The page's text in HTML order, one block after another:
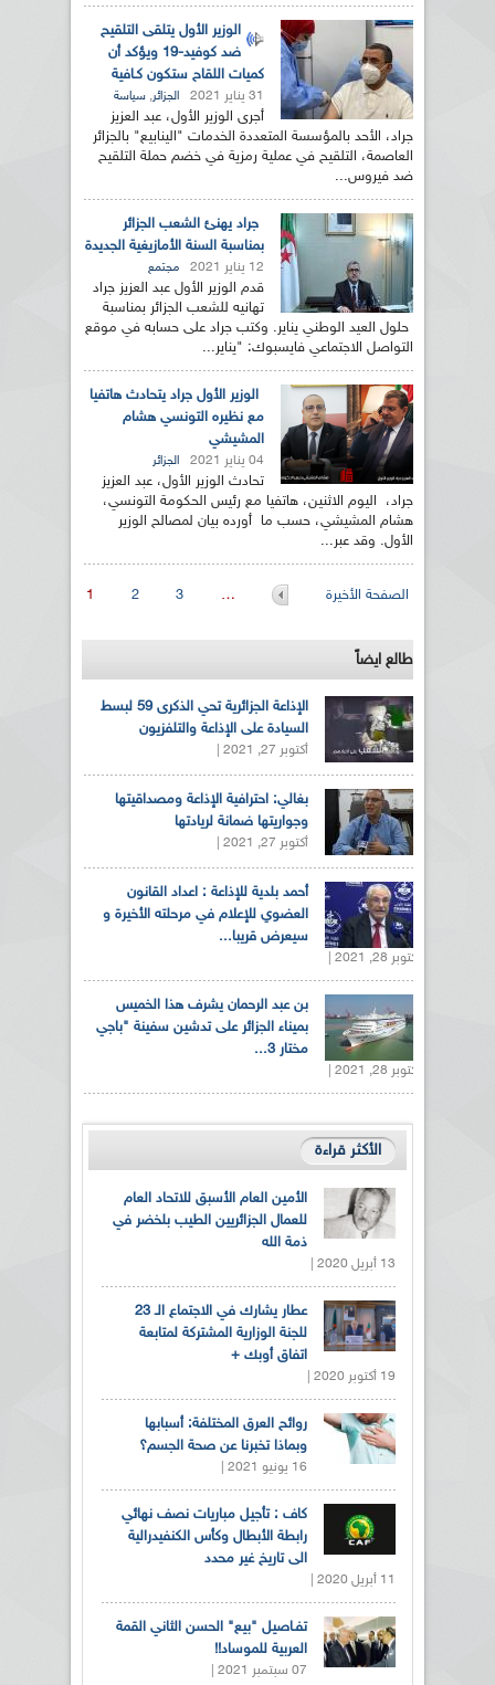
الوزير الأول يتلقى التلقيح
ضد كوفيد-19 ويؤكد أن
كميات اللقاح ستكون كـافية
31 يناير 2021 الجزائر, سياسة
أجرى الوزير الأول، عبد العزيز
جراد، الأحد بالمؤسسة المتعددة الخدمات "الينابيع" بالجزائر
العاصمة، التلقيح في عملية رمزية في خضم حملة التلقيح
ضد فيروس...
جراد يهنئ الشعب الجزائر
بمناسبة السنة الأمازيغية الجديدة
12 يناير 2021 مجتمع
قدم الوزير الأول عبد العزيز جراد
تهانيه للشعب الجزائر بمناسبة
حلول العيد الوطني يناير. وكتب جراد على حسابه في موقع
التواصل الاجتماعي فايسبوك: "يناير...
الوزير الأول جراد يتحادث هاتفيا
مع نظيره التونسي هشام
المشيشي
04 يناير 2021 الجزائر
تحادث الوزير الأول، عبد العزيز
جراد، اليوم الاثنين، هاتفيا مع رئيس الحكومة التونسي،
هشام المشيشي، حسب ما أورده بيان لمصالح الوزير
الأول. وقد عبر...
الصفحات 1 2 3 … الصفحة الأخيرة
طالع ايضاً
الإذاعة الجزائرية تحي الذكرى 59 لبسط
السيادة على الإذاعة والتلفزيون
أكتوبر 27, 2021 |
بغالي: احترافية الإذاعة ومصداقيتها
وجواريتها ضمانة لريادتها
أكتوبر 27, 2021 |
أحمد بلدية للإذاعة : اعداد القانون
العضوي للإعلام في مرحلته الأخيرة و
سيعرض قريبا...
أكتوبر 28, 2021 |
بن عبد الرحمان يشرف هذا الخميس
بميناء الجزائر على تدشين سفينة "باجي
مختار 3...
أكتوبر 28, 2021 |
الأكثر قراءة
الأمين العام الأسبق للاتحاد العام
للعمال الجزائريين الطيب بلخضر في
ذمة الله
13 أبريل 2020 |
عطار يشارك في الاجتماع الـ 23
للجنة الوزارية المشتركة لمتابعة
اتفاق أوبك +
19 أكتوبر 2020 |
روائح العرق المختلفة: أسبابها
وبماذا تخبرنا عن صحة الجسم؟
16 يونيو 2021 |
كاف : تأجيل مباريات نصف نهائي
رابطة الأبطال وكأس الكنفيدرالية
الى تاريخ غير محدد
11 أبريل 2020 |
تفـاصيل "بيع" الحسن الثاني القمة
العربية للموساد!!
07 سبتمبر 2021 |